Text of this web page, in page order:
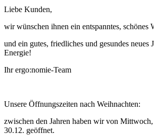
Liebe Kunden,
wir wünschen ihnen ein entspanntes, schönes
und ein gutes, friedliches und gesundes neues
Energie!
Ihr ergo:nomie-Team
Unsere Öffnungszeiten nach Weihnachten:
zwischen den Jahren haben wir von
30.12. geöffnet.